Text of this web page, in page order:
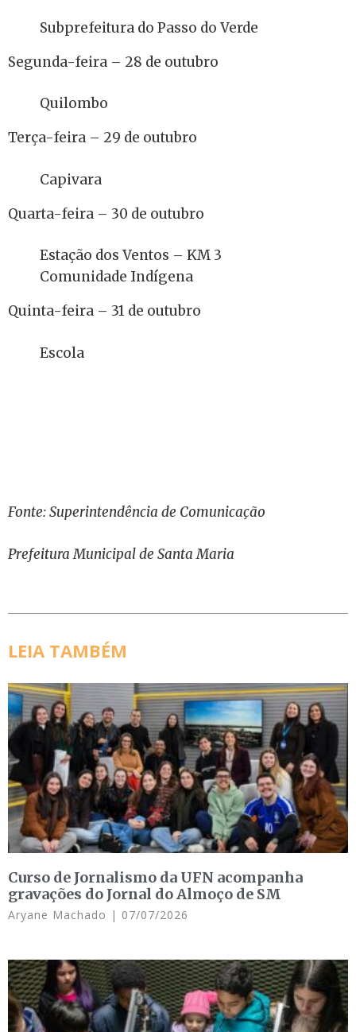
Subprefeitura do Passo do Verde
Segunda-feira – 28 de outubro
Quilombo
Terça-feira – 29 de outubro
Capivara
Quarta-feira – 30 de outubro
Estação dos Ventos – KM 3
Comunidade Indígena
Quinta-feira – 31 de outubro
Escola
Fonte: Superintendência de Comunicação
Prefeitura Municipal de Santa Maria
LEIA TAMBÉM
Curso de Jornalismo da UFN acompanha
gravações do Jornal do Almoço de SM
Aryane Machado 07/07/2026